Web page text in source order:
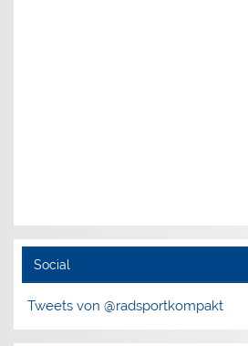
Social
Tweets von @radsportkompakt